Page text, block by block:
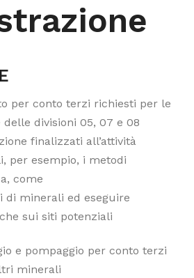
per conto terzi richiesti per le
divisioni 05, 07 e 08
finalizzati all’attività
per esempio, i metodi
come
di minerali ed eseguire
sui siti potenziali
e pompaggio per conto terzi
minerali